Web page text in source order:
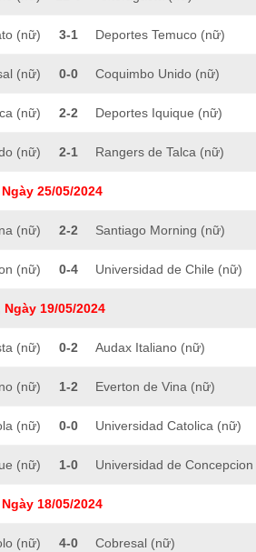
(nữ) 3-1 Deportes Temuco (nữ)
(nữ) 0-0 Coquimbo Unido (nữ)
(nữ) 2-2 Deportes Iquique (nữ)
(nữ) 2-1 Rangers de Talca (nữ)
25/05/2024
(nữ) 2-2 Santiago Morning (nữ)
(nữ) 0-4 Universidad de Chile (nữ)
19/05/2024
(nữ) 0-2 Audax Italiano (nữ)
(nữ) 1-2 Everton de Vina (nữ)
(nữ) 0-0 Universidad Catolica (nữ)
(nữ) 1-0 Universidad de
18/05/2024
(nữ) 4-0 Cobresal (nữ)